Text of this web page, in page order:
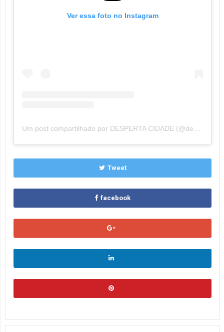
Ver essa foto no Instagram
Um post compartilhado por DESPERTA CIDADE (@despertacidade)
Tweet
facebook